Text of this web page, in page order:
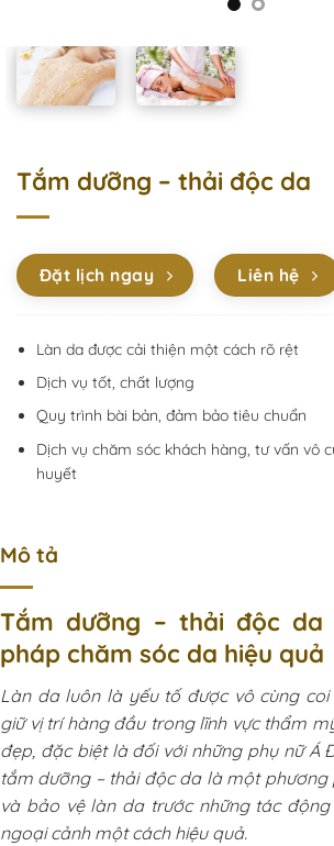
Tắm dưỡng – thải độc da
Đặt lịch ngay Liên hệ
Làn da được cải thiện một cách rõ rệt
Dịch vụ tốt, chất lượng
Quy trình bài bản, đảm bảo tiêu chuẩn
Dịch vụ chăm sóc khách hàng, tư vấn vô
huyết
Mô tả
Tắm dưỡng – thải độc da
pháp chăm sóc da hiệu quả
Làn da luôn là yếu tố được vô cùng
giữ vị trí hàng đầu trong lĩnh vực thẩm
đẹp, đặc biệt là đối với những phụ nữ Á
tắm dưỡng – thải độc da là một phương
và bảo vệ làn da trước những tác
ngoại cảnh một cách hiệu quả.